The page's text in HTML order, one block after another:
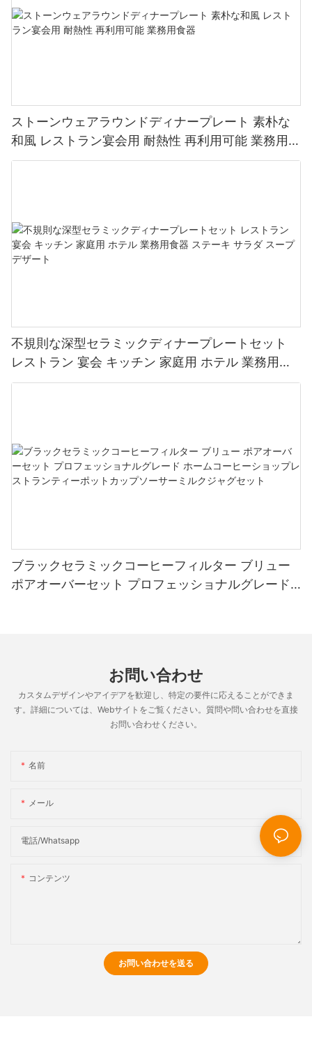
ストーンウェアラウンドディナープレート 素朴な
和風 レストラン宴会用 耐熱性 再利用可能 業務用食
器
不規則な深型セラミックディナープレートセット
レストラン 宴会 キッチン 家庭用 ホテル 業務用食
器 ステーキ サラダ スープ デザート
ブラックセラミックコーヒーフィルター ブリュー
ポアオーバーセット プロフェッショナルグレード
お問い合わせ
カスタムデザインやアイデアを歓迎し、特定の要件に応えることができま
す。詳細については、Webサイトをご覧ください。質問や問い合わせを直接
お問い合わせください。
名前
メール
電話/whatsapp
コンテンツ
お問い合わせを送る